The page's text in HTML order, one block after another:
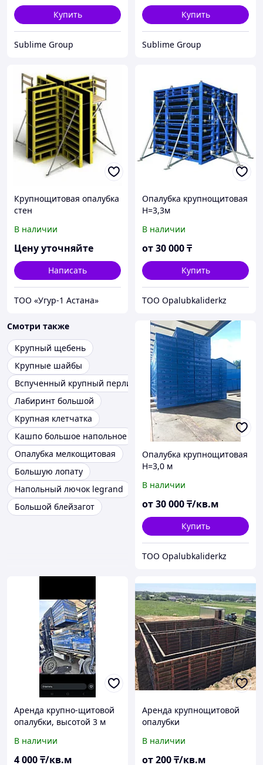
Купить
Sublime Group
Купить
Sublime Group
Крупнощитовая опалубка
стен
В наличии
Цену уточняйте
Написать
ТОО «Угур-1 Астана»
Опалубка крупнощитовая
H=3,3м
В наличии
от30 000₸
Купить
TOO Opalubkaliderkz
Смотри также
Крупный щебень
Крупные шайбы
Вспученный крупный перлит
Лабиринт большой
Крупная клетчатка
Кашпо большое напольное
Опалубка мелкощитовая
Большую лопату
Напольный лючок legrand
Большой блейзагот
Опалубка крупнощитовая
H=3,0 м
В наличии
от30 000₸/кв.м
Купить
TOO Opalubkaliderkz
Аренда крупно-щитовой
опалубки, высотой 3 м
В наличии
4 000₸/кв.м
Аренда крупнощитовой
опалубки
В наличии
от200₸/кв.м